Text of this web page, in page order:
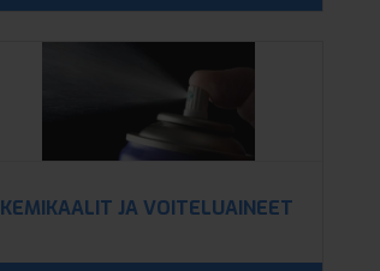
KEMIKAALIT JA VOITELUAINEET